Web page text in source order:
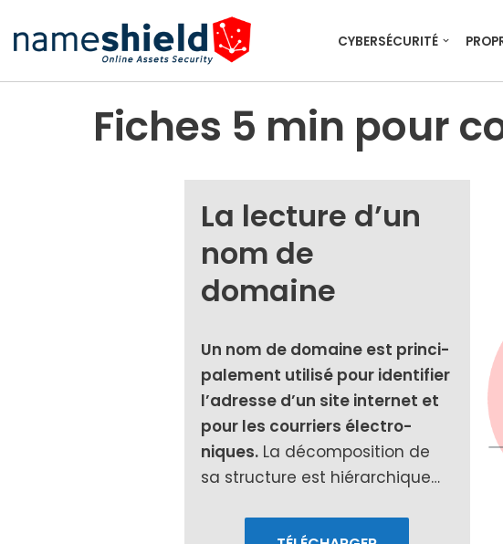
Aller
au
CYBERSÉCURITÉ
Fiches 5 min pour
La lecture d’un
nom de
domaine
Un nom de domaine est prin­ci­
pa­le­ment uti­li­sé pour iden­ti­fier
l’adresse d’un site inter­net et
pour les cour­riers élec­tro­
niques. La décom­po­si­tion de
sa struc­ture est hié­rar­chique…